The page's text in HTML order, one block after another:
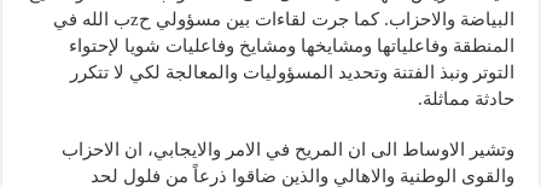
البياضة والاحزاب. كما جرت لقاءات بين مسؤولي حzب الله في
المنطقة وفاعلياتها ومشايخها ومشايخ وفاعليات شويا لإحتواء
التوتر ونبذ الفتنة وتحديد المسؤوليات والمعالجة لكي لا تتكرر
حادثة مماثلة.
وتشير الاوساط الى ان المريح في الامر والايجابي، ان الاحزاب
والقوى الوطنية والاهالي والذين ضاقوا ذرعاً من فلول لحد